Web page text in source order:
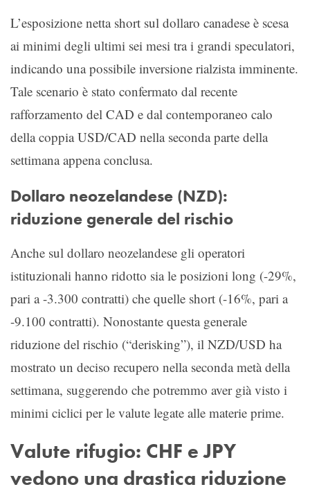
L’esposizione netta short sul dollaro canadese è scesa
ai minimi degli ultimi sei mesi tra i grandi speculatori,
indicando una possibile inversione rialzista imminente.
Tale scenario è stato confermato dal recente
rafforzamento del CAD e dal contemporaneo calo
della coppia USD/CAD nella seconda parte della
settimana appena conclusa.
Dollaro neozelandese (NZD):
riduzione generale del rischio
Anche sul dollaro neozelandese gli operatori
istituzionali hanno ridotto sia le posizioni long (-29%,
pari a -3.300 contratti) che quelle short (-16%, pari a
-9.100 contratti). Nonostante questa generale
riduzione del rischio (“derisking”), il NZD/USD ha
mostrato un deciso recupero nella seconda metà della
settimana, suggerendo che potremmo aver già visto i
minimi ciclici per le valute legate alle materie prime.
Valute rifugio: CHF e JPY
vedono una drastica riduzione